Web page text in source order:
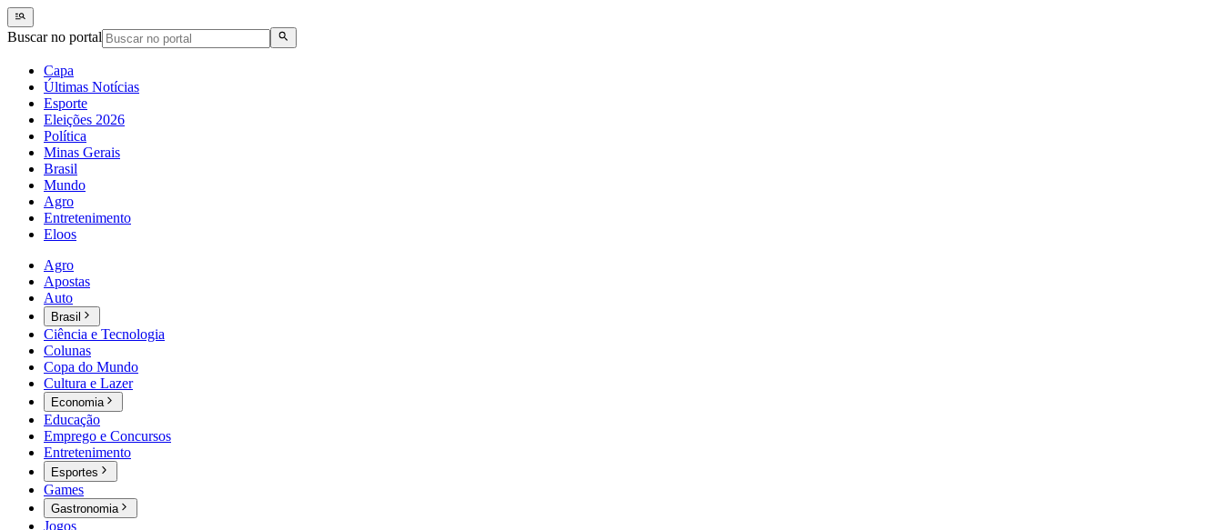
Buscar no portal
Capa
Últimas Notícias
Esporte
Eleições 2026
Política
Minas Gerais
Brasil
Mundo
Agro
Entretenimento
Eloos
Agro
Apostas
Auto
Brasil
Ciência e Tecnologia
Colunas
Copa do Mundo
Cultura e Lazer
Economia
Educação
Emprego e Concursos
Entretenimento
Esportes
Games
Gastronomia
Jogos